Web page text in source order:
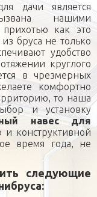
дачи является
нашими
как это
бруса не только
удобство
круглого
в чрезмерных
комфортно
то наша
и установку
навес для
и конструктивной
время года, не
следующие